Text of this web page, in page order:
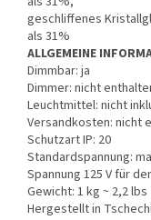
geschliffenes
als 31%
ALLGEMEINE
Dimmbar: ja
Dimmer: nicht
Leuchtmittel: nicht
Versandkosten: nicht
Schutzart IP: 20
Standardspannung:
Spannung 125 V für
Gewicht: 1 kg ~ 2,2 lbs
Hergestellt in